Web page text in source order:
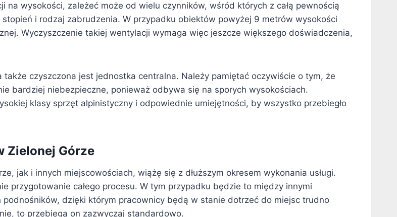
na wysokości, zależeć może od wielu czynników, wśród których z całą pewnością
i rodzaj zabrudzenia. W przypadku obiektów powyżej 9 metrów wysokości
Wyczyszczenie takiej wentylacji wymaga więc jeszcze większego doświadczenia,
czyszczona jest jednostka centralna. Należy pamiętać oczywiście o tym, że
bardziej niebezpieczne, ponieważ odbywa się na sporych wysokościach.
klasy sprzęt alpinistyczny i odpowiednie umiejętności, by wszystko przebiegło
Zielonej Górze
jak i innych miejscowościach, wiążę się z dłuższym okresem wykonania usługi.
przygotowanie całego procesu. W tym przypadku będzie to między innymi
dzięki którym pracownicy będą w stanie dotrzeć do miejsc trudno
to przebiega on zazwyczaj standardowo.